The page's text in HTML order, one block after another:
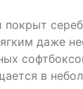
покрыт
даже
в